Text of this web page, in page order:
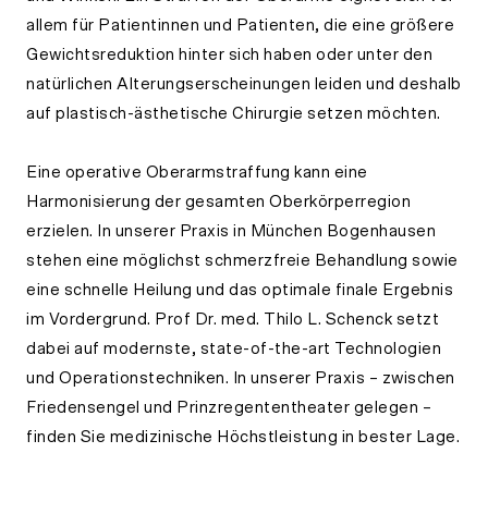
allem für Patientinnen und Patienten, die eine größere
Gewichtsreduktion hinter sich haben oder unter den
natürlichen Alterungserscheinungen leiden und deshalb
auf plastisch-ästhetische Chirurgie setzen möchten.
Eine operative Oberarmstraffung kann eine
Harmonisierung der gesamten Oberkörperregion
erzielen. In unserer Praxis in München Bogenhausen
stehen eine möglichst schmerzfreie Behandlung sowie
eine schnelle Heilung und das optimale finale Ergebnis
im Vordergrund. Prof Dr. med. Thilo L. Schenck setzt
dabei auf modernste, state-of-the-art Technologien
und Operationstechniken. In unserer Praxis – zwischen
Friedensengel und Prinzregententheater gelegen –
finden Sie medizinische Höchstleistung in bester Lage.